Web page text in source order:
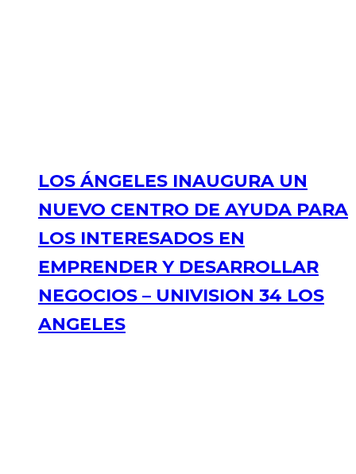
LOS ÁNGELES INAUGURA UN
NUEVO CENTRO DE AYUDA PARA
LOS INTERESADOS EN
EMPRENDER Y DESARROLLAR
NEGOCIOS – UNIVISION 34 LOS
ANGELES